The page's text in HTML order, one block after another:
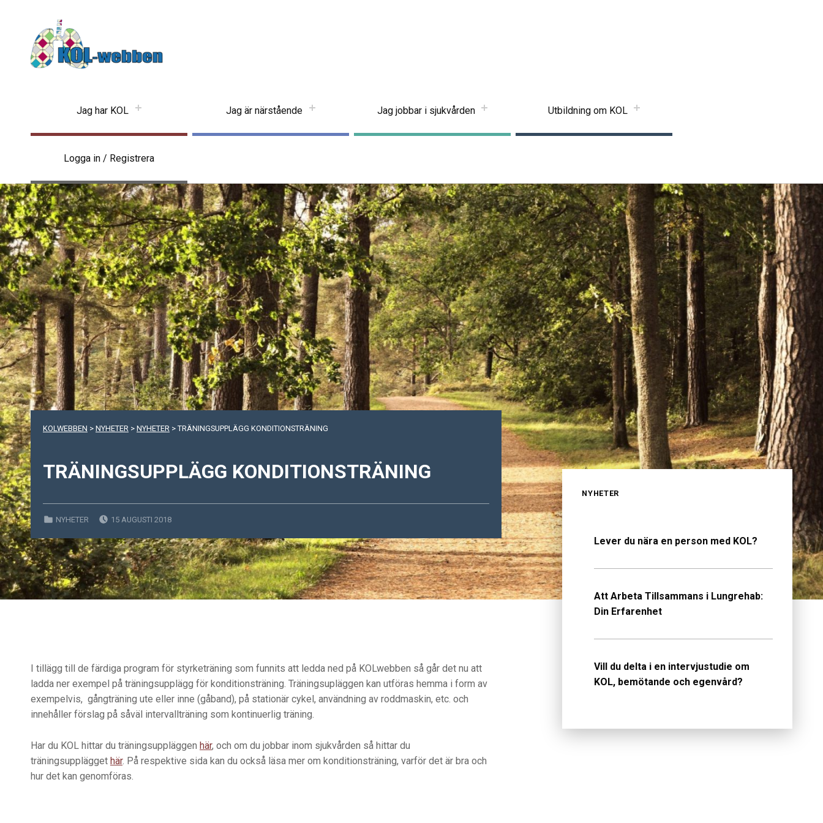
KOLwebben
Jag har KOL Jag är närstående Jag jobbar i sjukvården Utbildning om KOL
Logga in / Registrera
KOLWEBBEN > NYHETER > NYHETER > TRÄNINGSUPPLÄGG KONDITIONSTRÄNING
TRÄNINGSUPPLÄGG KONDITIONSTRÄNING
CATEGORIZED IN:
NYHETER 15 AUGUSTI 2018
I tillägg till de färdiga program för styrketräning som funnits att ledda ned på KOLwebben så går det nu att
ladda ner exempel på träningsupplägg för konditionsträning. Träningsupläggen kan utföras hemma i form av
exempelvis, gångträning ute eller inne (gåband), på stationär cykel, användning av roddmaskin, etc. och
innehåller förslag på såväl intervallträning som kontinuerlig träning.
Har du KOL hittar du träningsuppläggen här, och om du jobbar inom sjukvården så hittar du
träningsupplägget här. På respektive sida kan du också läsa mer om konditionsträning, varför det är bra och
hur det kan genomföras.
NYHETER
Lever du nära en person med KOL?
Att Arbeta Tillsammans i Lungrehab:
Din Erfarenhet
Vill du delta i en intervjustudie om
KOL, bemötande och egenvård?